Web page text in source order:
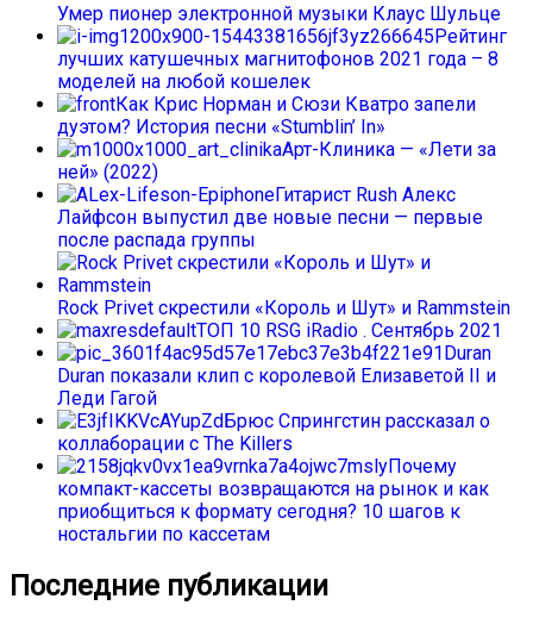
Умер пионер электронной музыки Клаус Шульце
Рейтинг
лучших катушечных магнитофонов 2021 года – 8
моделей на любой кошелек
Как Крис Норман и Сюзи Кватро запели
дуэтом? История песни «Stumblin’ In»
Арт-Клиника — «Лети за
ней» (2022)
Гитарист Rush Алекс
Лайфсон выпустил две новые песни — первые
после распада группы
Rock Privet скрестили «Король и Шут» и Rammstein
ТОП 10 RSG iRadio . Сентябрь 2021
Duran
Duran показали клип с королевой Елизаветой II и
Леди Гагой
Брюс Спрингстин рассказал о
коллаборации с The Killers
Почему
компакт-кассеты возвращаются на рынок и как
приобщиться к формату сегодня? 10 шагов к
ностальгии по кассетам
Последние публикации